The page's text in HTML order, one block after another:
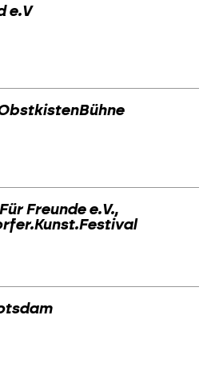
e.V
Freunde e.V.,